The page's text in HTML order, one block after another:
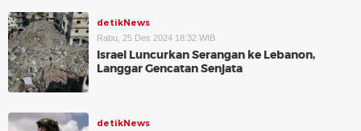
detikNews
Rabu, 25 Des 2024 18:32 WIB
Israel Luncurkan Serangan ke Lebanon,
Langgar Gencatan Senjata
detikNews